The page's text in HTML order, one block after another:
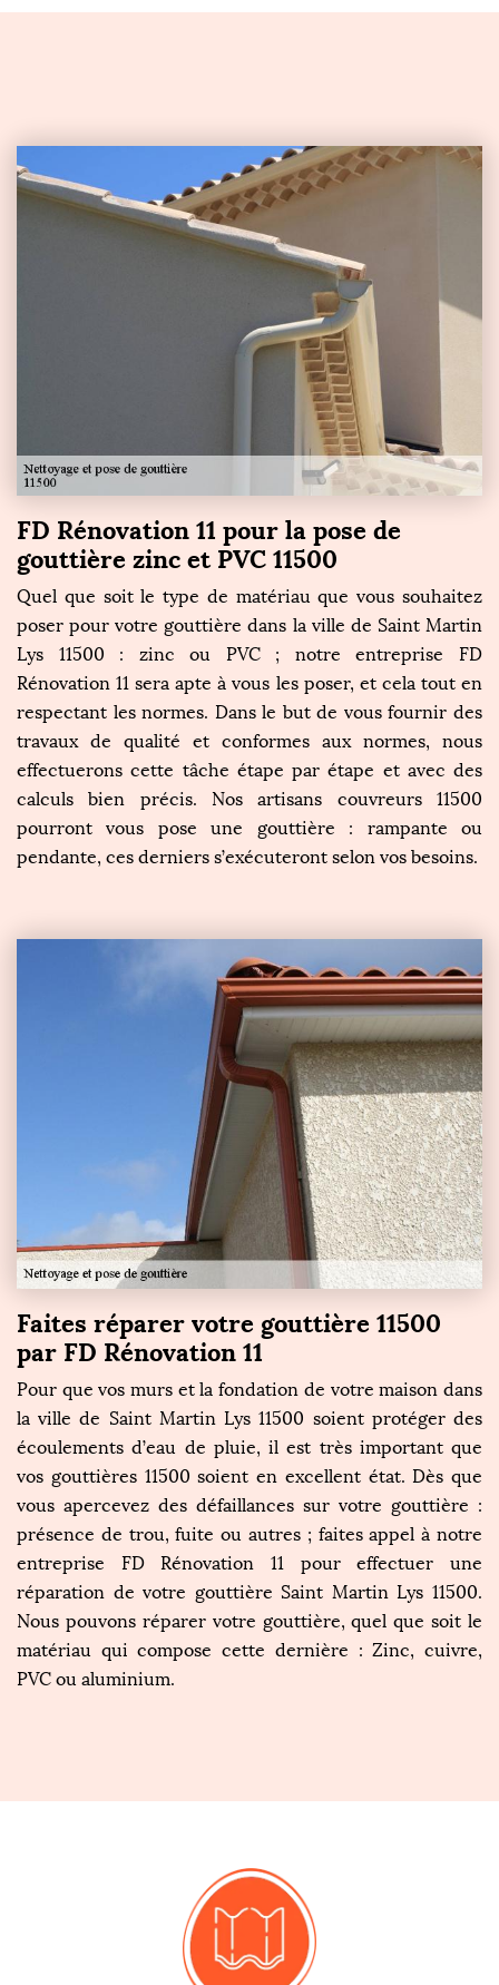
FD Rénovation 11 pour la pose de
gouttière zinc et PVC 11500
Quel que soit le type de matériau que vous souhaitez
poser pour votre gouttière dans la ville de Saint Martin
Lys 11500 : zinc ou PVC ; notre entreprise FD
Rénovation 11 sera apte à vous les poser, et cela tout en
respectant les normes. Dans le but de vous fournir des
travaux de qualité et conformes aux normes, nous
effectuerons cette tâche étape par étape et avec des
calculs bien précis. Nos artisans couvreurs 11500
pourront vous pose une gouttière : rampante ou
pendante, ces derniers s’exécuteront selon vos besoins.
Faites réparer votre gouttière 11500
par FD Rénovation 11
Pour que vos murs et la fondation de votre maison dans
la ville de Saint Martin Lys 11500 soient protéger des
écoulements d’eau de pluie, il est très important que
vos gouttières 11500 soient en excellent état. Dès que
vous apercevez des défaillances sur votre gouttière :
présence de trou, fuite ou autres ; faites appel à notre
entreprise FD Rénovation 11 pour effectuer une
réparation de votre gouttière Saint Martin Lys 11500.
Nous pouvons réparer votre gouttière, quel que soit le
matériau qui compose cette dernière : Zinc, cuivre,
PVC ou aluminium.